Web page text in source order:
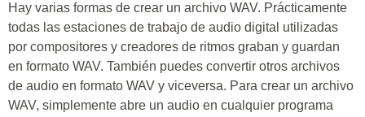
Hay varias formas de crear un archivo WAV. Prácticamente
todas las estaciones de trabajo de audio digital utilizadas
por compositores y creadores de ritmos graban y guardan
en formato WAV. También puedes convertir otros archivos
de audio en formato WAV y viceversa. Para crear un archivo
WAV, simplemente abre un audio en cualquier programa